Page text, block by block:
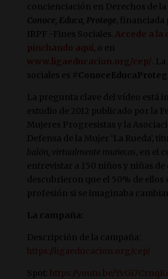
concienciación en Derechos de
Conoce, Educa, Protege , financiada
IRPF -Fines Sociales. Accede a la
pinchando aquí, o en
www.ligaeducacion.org/cep/ .
sociales es
La pregunta clave del vídeo está
estudio de 2012 publicado por la
Mujeres Progresistas y la
Defensa de la Mujer ‘La Rueda’,
balón, virtualmente muñecas , en el
entrevistar a 150 niños y niñas de
descubrieron que el 50% de ellos
profesión si se imaginaba
La campaña:
Descripción de la campaña:
https://ligaeducacion.org/cep/
Spot: https://youtu.be/